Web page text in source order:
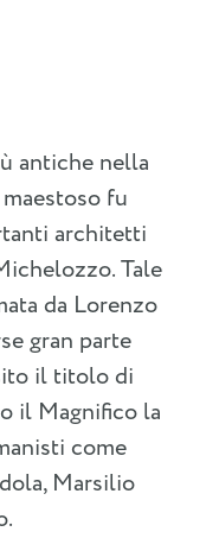
antiche nella
fu
architetti
Tale
da Lorenzo
gran parte
il titolo di
il Magnifico la
come
Marsilio